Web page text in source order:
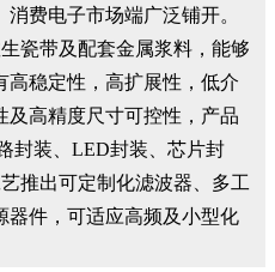
费电子市场端广泛铺开。
瓷带及配套金属浆料，能够
高稳定性，高扩展性，低介
及高精度尺寸可控性，产品
封装、LED封装、芯片封
推出可定制化滤波器、多工
器件，可适应高频及小型化